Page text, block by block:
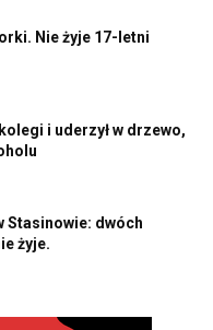
Nie żyje 17-letni
i uderzył w drzewo,
Stasinowie: dwóch
żyje.